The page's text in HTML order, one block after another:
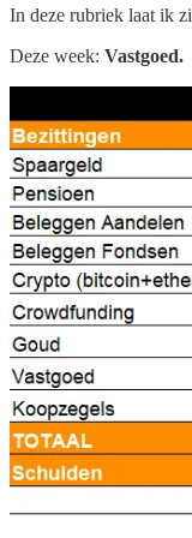
In deze rubriek laat ik
Deze week: Vastgoed.